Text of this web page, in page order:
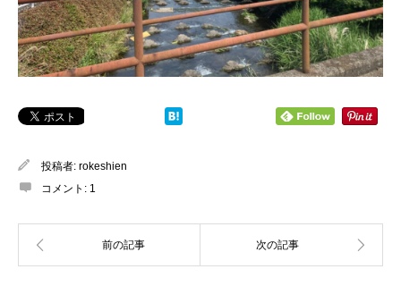
投稿者: rokeshien
コメント: 1